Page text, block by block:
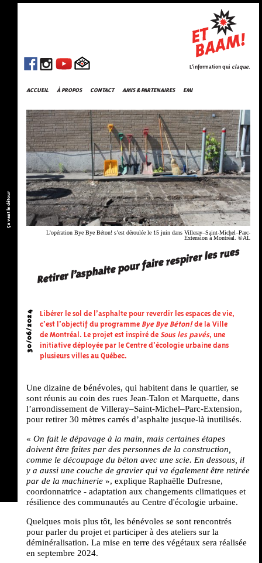
Ça vaut le détour
ACCUEIL À PROPOS CONTACT AMIS & PARTENAIRES EMI
L'information qui claque.
L’opération Bye Bye Béton! s’est déroulée le 15 juin dans Villeray–Saint-Michel–Parc-
Extension à Montréal. ©AL
Retirer l’asphalte pour faire respirer les rues
30/06/2024
Libérer le sol de l’asphalte pour reverdir les espaces de vie,
c’est l’objectif du programme Bye Bye Béton!de la Ville
de Montréal. Le projet est inspiré de Sous les pavés, une
initiative déployée par le Centre d’écologie urbaine dans
plusieurs villes au Québec.
Une dizaine de bénévoles, qui habitent dans le quartier, se
sont réunis au coin des rues Jean-Talon et Marquette, dans
l’arrondissement de Villeray–Saint-Michel–Parc-Extension,
pour retirer 30 mètres carrés d’asphalte jusque-là inutilisés.
« On fait le dépavage à la main, mais certaines étapes
doivent être faites par des personnes de la construction,
comme le découpage du béton avec une scie. En dessous, il
y a aussi une couche de gravier qui va également être retirée
par de la machinerie », explique Raphaëlle Dufresne,
coordonnatrice - adaptation aux changements climatiques et
résilience des communautés au Centre d'écologie urbaine.
Quelques mois plus tôt, les bénévoles se sont rencontrés
pour parler du projet et participer à des ateliers sur la
déminéralisation. La mise en terre des végétaux sera réalisée
en septembre 2024.